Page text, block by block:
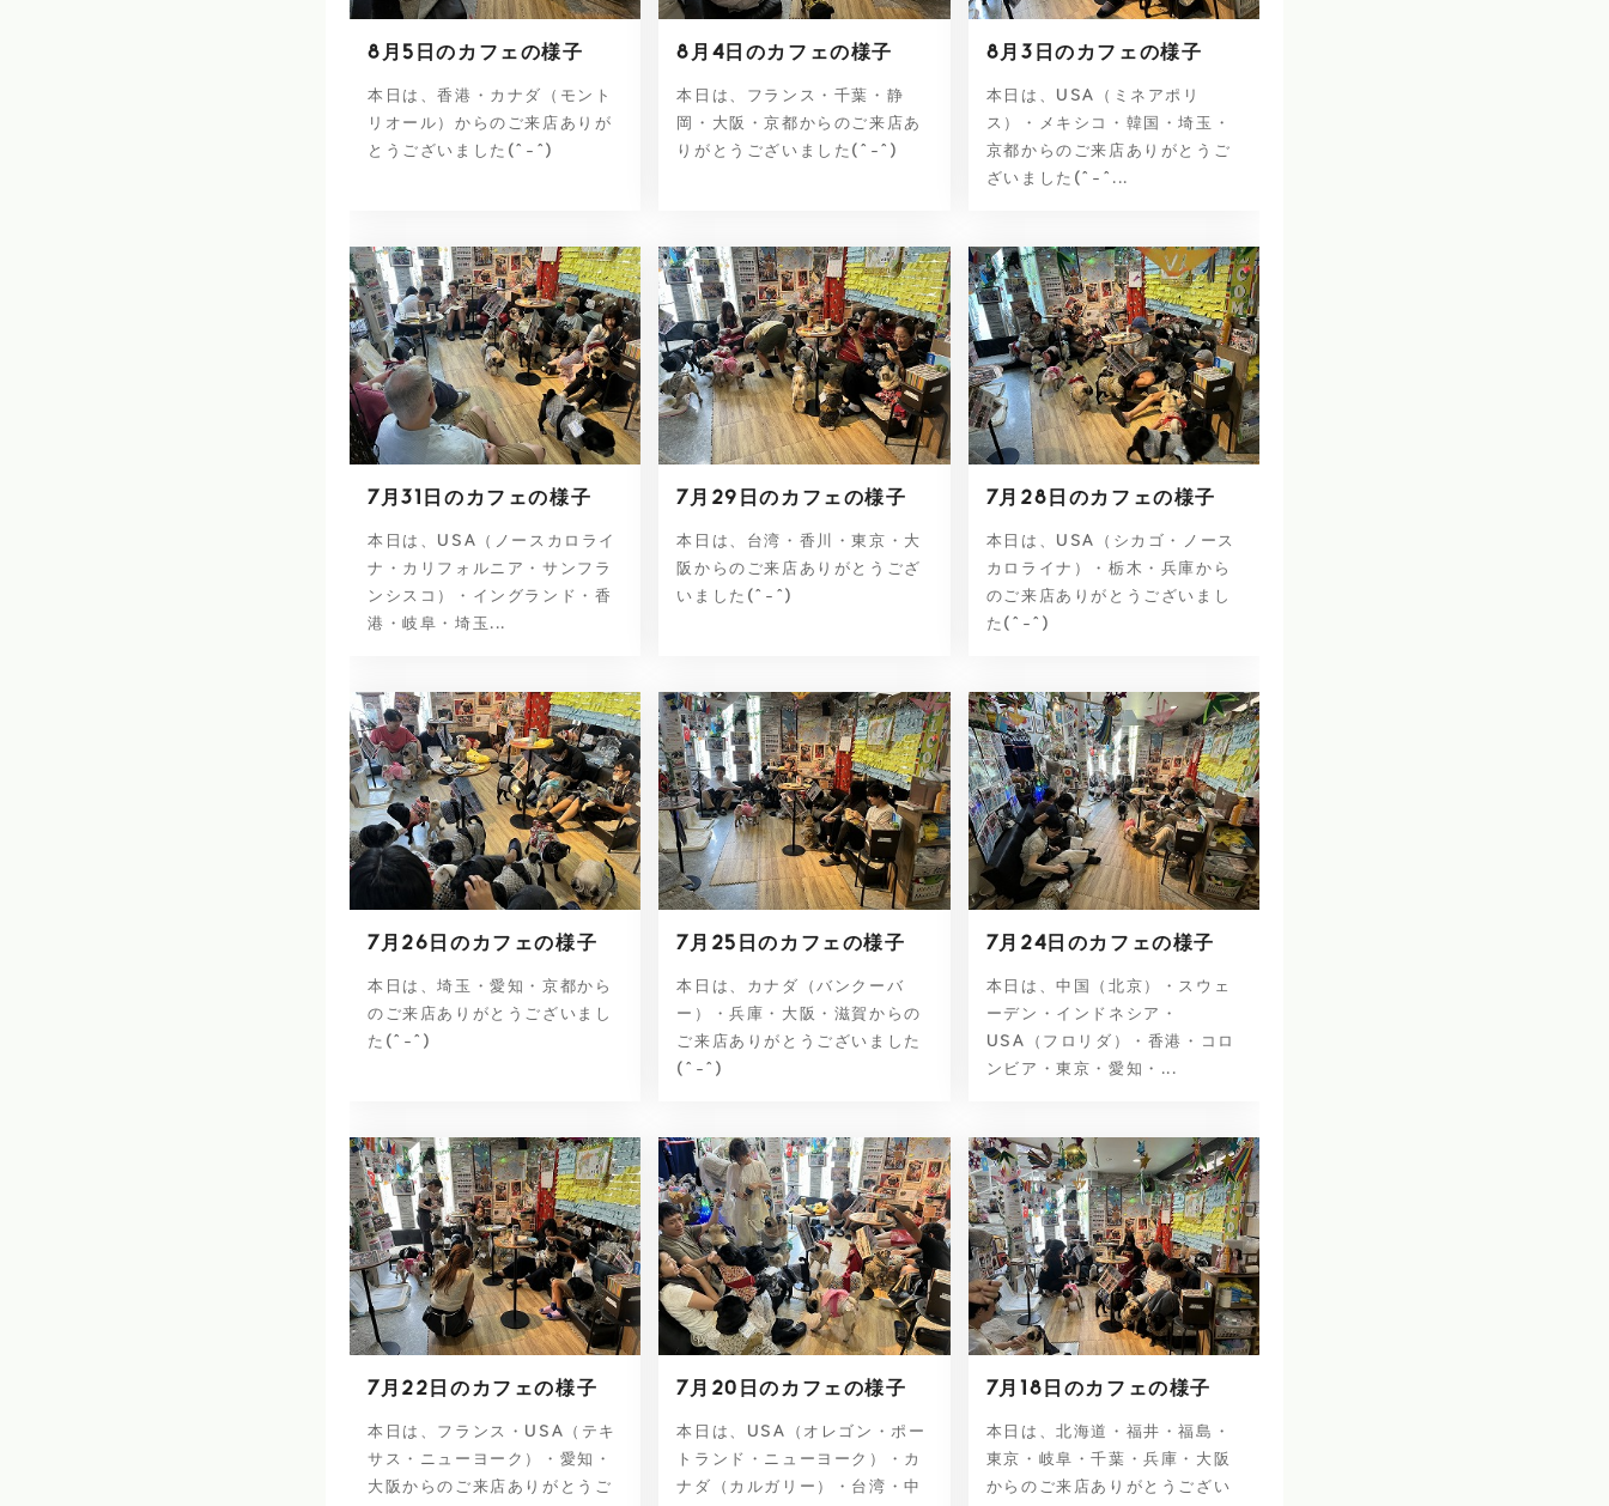
8月5日のカフェの様子
本日は、香港・カナダ（モント
リオール）からのご来店ありが
とうございました(^-^)
8月4日のカフェの様子
本日は、フランス・千葉・静
岡・大阪・京都からのご来店あ
りがとうございました(^-^)
8月3日のカフェの様子
本日は、USA（ミネアポリ
ス）・メキシコ・韓国・埼玉・
京都からのご来店ありがとうご
ざいました(^-^...
7月31日のカフェの様子
本日は、USA（ノースカロライ
ナ・カリフォルニア・サンフラ
ンシスコ）・イングランド・香
港・岐阜・埼玉...
7月29日のカフェの様子
本日は、台湾・香川・東京・大
阪からのご来店ありがとうござ
いました(^-^)
7月28日のカフェの様子
本日は、USA（シカゴ・ノース
カロライナ）・栃木・兵庫から
のご来店ありがとうございまし
た(^-^)
7月26日のカフェの様子
本日は、埼玉・愛知・京都から
のご来店ありがとうございまし
た(^-^)
7月25日のカフェの様子
本日は、カナダ（バンクーバ
ー）・兵庫・大阪・滋賀からの
ご来店ありがとうございました
(^-^)
7月24日のカフェの様子
本日は、中国（北京）・スウェ
ーデン・インドネシア・
USA（フロリダ）・香港・コロ
ンビア・東京・愛知・...
7月22日のカフェの様子
本日は、フランス・USA（テキ
サス・ニューヨーク）・愛知・
大阪からのご来店ありがとうご
7月20日のカフェの様子
本日は、USA（オレゴン・ポー
トランド・ニューヨーク）・カ
ナダ（カルガリー）・台湾・中
7月18日のカフェの様子
本日は、北海道・福井・福島・
東京・岐阜・千葉・兵庫・大阪
からのご来店ありがとうござい